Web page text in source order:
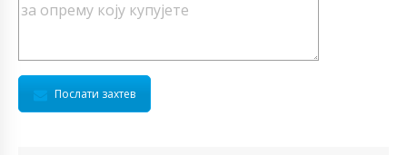
Послати захтев